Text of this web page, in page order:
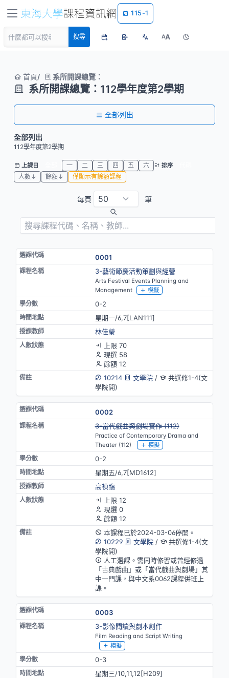
115-1
搜尋 AA
首頁 系所開課總覽：
系所開課總覽：112學年度第2學期
全部列出
全部列出
112學年度第2學期
上課日 一 二 三 四 五 六 排序
人數↓
餘額↓ 僅顯示有餘額課程
每頁 筆
0001
3-藝術節慶活動策劃與經營
Arts Festival Events Planning and
Management
模擬
0-2
星期一/6,7[LAN111]
林佳瑩
上限 70
現選 58
餘額 12
10214
文學院/
共選修1-4(文
學院開)
0002
3-當代戲曲與劇場實作 (112)
Practice of Contemporary Drama and
Theater (112)
模擬
0-2
星期五/6,7[MD1612]
高禎臨
上限 12
現選 0
餘額 12
本課程已於2024-03-06停開。
10229
文學院/
共選修1-4(文
學院開)
人工選課。需同時修習或曾經修過
「古典戲曲」或「當代戲曲與劇場」其
中一門課，與中文系0062課程併班上
課。
0003
3-影像閱讀與劇本創作
Film Reading and Script Writing
模擬
0-3
星期三/10,11,12[H209]